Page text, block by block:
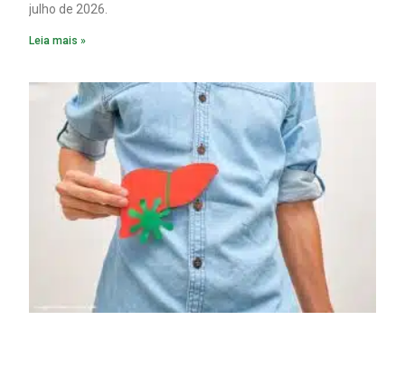
julho de 2026.
Leia mais »